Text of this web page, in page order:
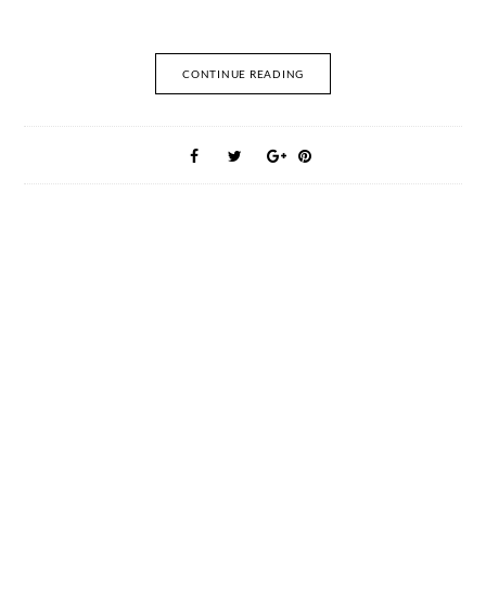
CONTINUE READING